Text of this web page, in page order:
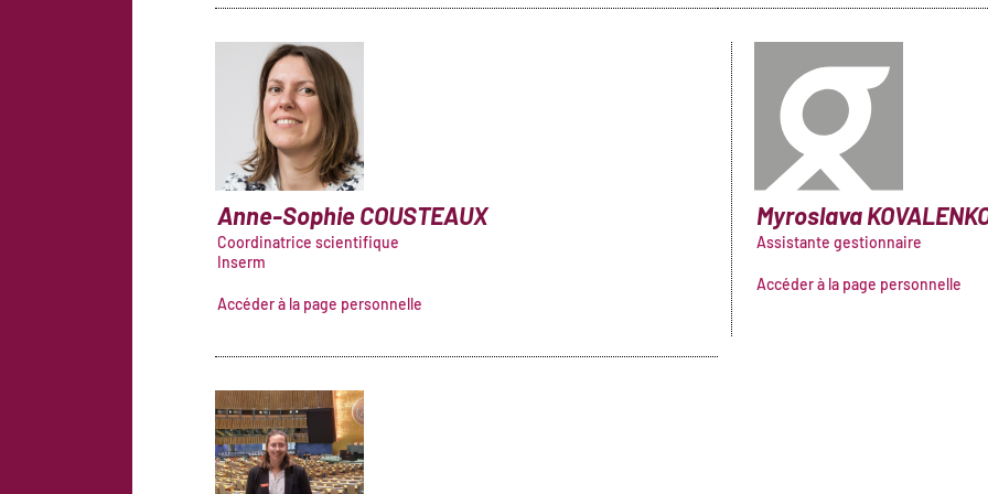
Anne-SophieCOUSTEAUX
Coordinatrice scientifique
Inserm
Accéder à la page personnelle
Myroslava
Assistante gestionnaire
Accéder à la page personnelle